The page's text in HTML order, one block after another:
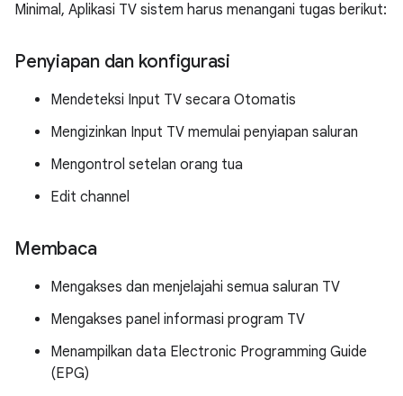
Minimal, Aplikasi TV sistem harus menangani tugas berikut:
Penyiapan dan konfigurasi
Mendeteksi Input TV secara Otomatis
Mengizinkan Input TV memulai penyiapan saluran
Mengontrol setelan orang tua
Edit channel
Membaca
Mengakses dan menjelajahi semua saluran TV
Mengakses panel informasi program TV
Menampilkan data Electronic Programming Guide
(EPG)